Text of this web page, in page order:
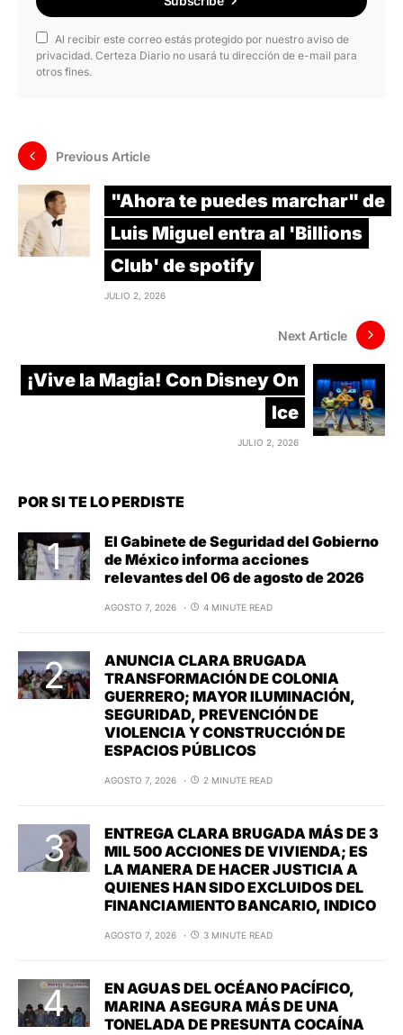
Al recibir este correo estás protegido por nuestro aviso de
privacidad. Certeza Diario no usará tu dirección de e-mail para
otros fines.
Previous Article
"Ahora te puedes marchar" de
Luis Miguel entra al 'Billions
Club' de spotify
JULIO 2, 2026
Next Article
¡Vive la Magia! Con Disney On
Ice
JULIO 2, 2026
POR SI TE LO PERDISTE
El Gabinete de Seguridad del Gobierno
de México informa acciones
relevantes del 06 de agosto de 2026
AGOSTO 7, 2026 4 MINUTE READ
ANUNCIA CLARA BRUGADA
TRANSFORMACIÓN DE COLONIA
GUERRERO; MAYOR ILUMINACIÓN,
SEGURIDAD, PREVENCIÓN DE
VIOLENCIA Y CONSTRUCCIÓN DE
ESPACIOS PÚBLICOS
AGOSTO 7, 2026 2 MINUTE READ
ENTREGA CLARA BRUGADA MÁS DE 3
MIL 500 ACCIONES DE VIVIENDA; ES
LA MANERA DE HACER JUSTICIA A
QUIENES HAN SIDO EXCLUIDOS DEL
FINANCIAMIENTO BANCARIO, INDICO
AGOSTO 7, 2026 3 MINUTE READ
EN AGUAS DEL OCÉANO PACÍFICO,
MARINA ASEGURA MÁS DE UNA
TONELADA DE PRESUNTA COCAÍNA